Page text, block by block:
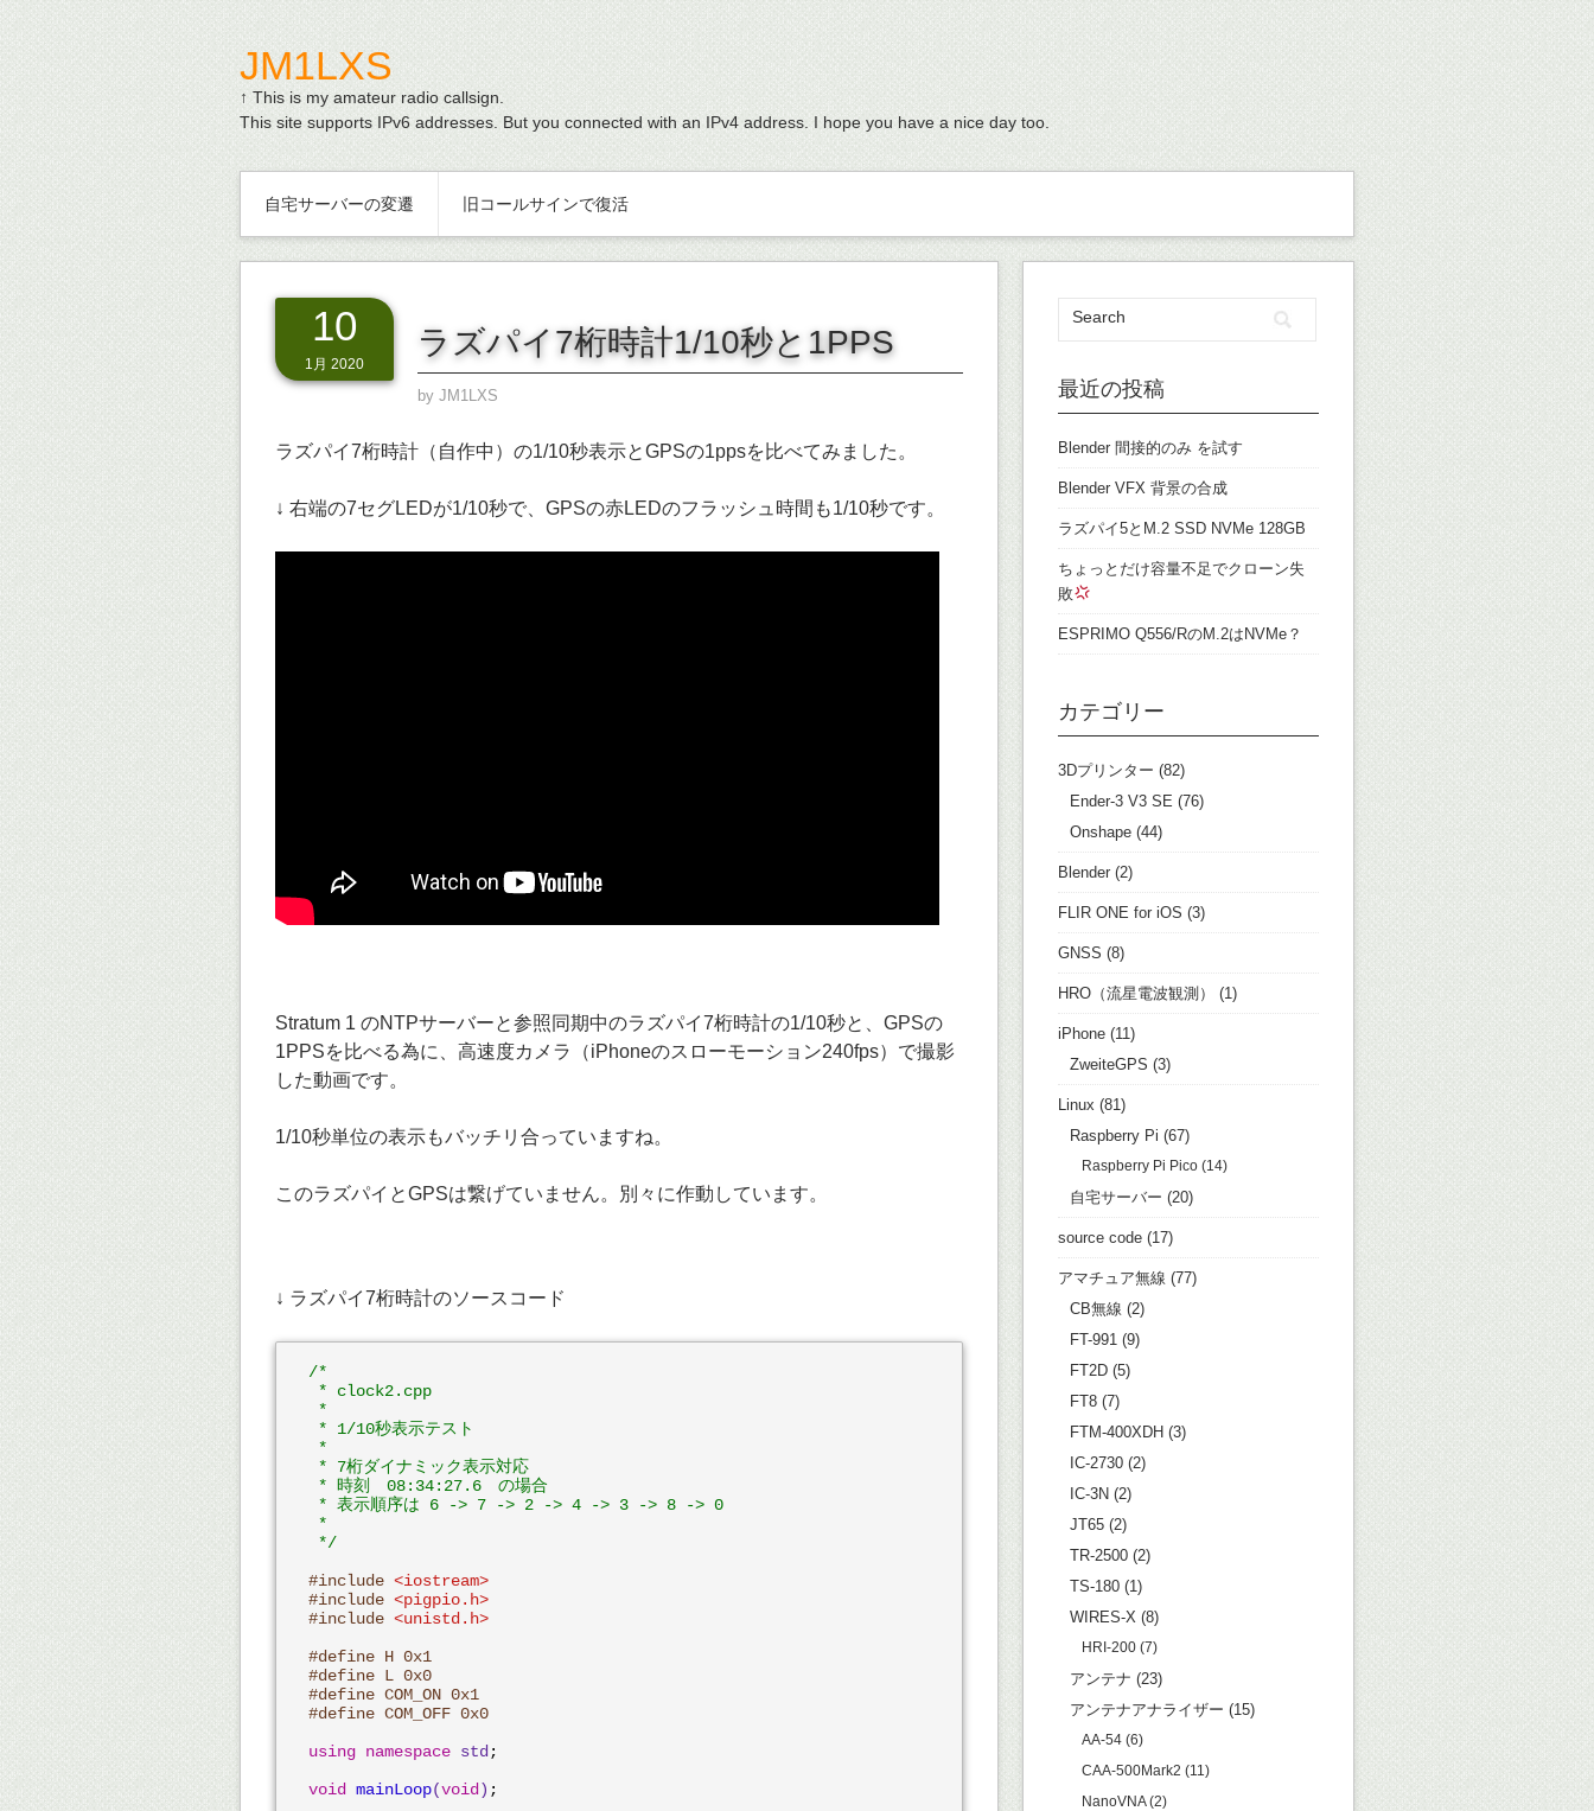
JM1LXS
↑ This is my amateur radio callsign.
This site supports IPv6 addresses. But you connected with an IPv4 address. I hope you have a nice day too.
自宅サーバーの変遷 旧コールサインで復活
10
1月 2020
ラズパイ7桁時計1/10秒と1PPS
by JM1LXS
ラズパイ7桁時計（自作中）の1/10秒表示とGPSの1ppsを比べてみました。
↓ 右端の7セグLEDが1/10秒で、GPSの赤LEDのフラッシュ時間も1/10秒です。
Stratum 1 のNTPサーバーと参照同期中のラズパイ7桁時計の1/10秒と、GPSの
1PPSを比べる為に、高速度カメラ（iPhoneのスローモーション240fps）で撮影
した動画です。
1/10秒単位の表示もバッチリ合っていますね。
このラズパイとGPSは繋げていません。別々に作動しています。
↓ ラズパイ7桁時計のソースコード
/*
* clock2.cpp
*
* 1/10秒表示テスト
*
* 7桁ダイナミック表示対応
* 時刻　08:34:27.6　の場合
* 表示順序は 6 -> 7 -> 2 -> 4 -> 3 -> 8 -> 0
*
*/
#include <iostream>
#include <pigpio.h>
#include <unistd.h>
#define H 0x1
#define L 0x0
#define COM_ON 0x1
#define COM_OFF 0x0
using namespace std;
void mainLoop(void) ;
最近の投稿
Blender 間接的のみ を試す
Blender VFX 背景の合成
ラズパイ5とM.2 SSD NVMe 128GB
ちょっとだけ容量不足でクローン失
敗
ESPRIMO Q556/RのM.2はNVMe？
カテゴリー
3Dプリンター (82)
Ender-3 V3 SE (76)
Onshape (44)
Blender (2)
FLIR ONE for iOS (3)
GNSS (8)
HRO（流星電波観測） (1)
iPhone (11)
ZweiteGPS (3)
Linux (81)
Raspberry Pi (67)
Raspberry Pi Pico (14)
自宅サーバー (20)
source code (17)
アマチュア無線 (77)
CB無線 (2)
FT-991 (9)
FT2D (5)
FT8 (7)
FTM-400XDH (3)
IC-2730 (2)
IC-3N (2)
JT65 (2)
TR-2500 (2)
TS-180 (1)
WIRES-X (8)
HRI-200 (7)
アンテナ (23)
アンテナアナライザー (15)
AA-54 (6)
CAA-500Mark2 (11)
NanoVNA(2)